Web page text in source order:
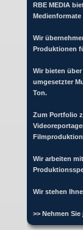
RBE MEDIA
Medienformate
Wir
Produktionen
Wir bieten
umgesetzter
Ton.
Zum Portfolio
Wir arbeiten
Wir stehen
>> Nehmen